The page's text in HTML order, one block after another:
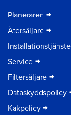
Planeraren
Återsäljare
Service
Filtersäljare
Dataskyddspolicy
Kakpolicy